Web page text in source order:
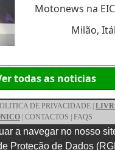
Motonews na
Milão,
todas as noticias
DE PRIVACIDADE |
| CONTACTOS | FAQS
1997-2026 ©
a navegar no nosso
Proteção de Dados